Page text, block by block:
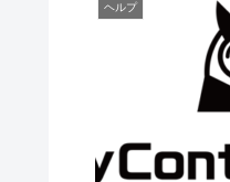
ヘルプ